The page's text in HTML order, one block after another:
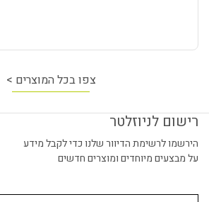
צפו בכל המוצרים >
רישום לניוזלטר
הירשמו לרשימת הדיוור שלנו כדי לקבל מידע
על מבצעים מיוחדים ומוצרים חדשים